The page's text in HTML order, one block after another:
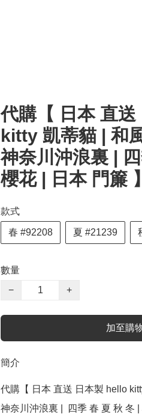
代購【 日本 直
kitty 凱蒂貓 | 和
神奈川沖浪裏 |
櫻花 | 日本 門簾 】
款式
春 #92208 夏 #21239
數量
−
+
加至購
簡介
代購【 日本 直送 日本製 hello
神奈川沖浪裏 |  四季 春 夏 秋 冬 |